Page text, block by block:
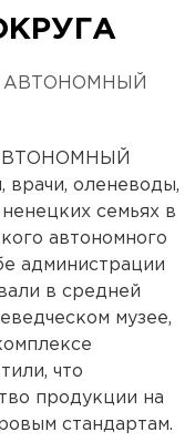
АВТОНОМНЫЙ
оленеводы,
семьях в
автономного
администрации
в средней
музее,
что
продукции на
стандартам.